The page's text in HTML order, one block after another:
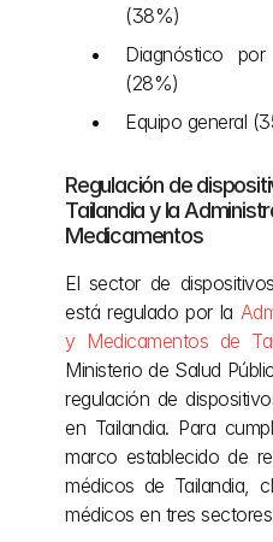
(38%)
Diagnóstico
(28%)
Equipo general
Regulación de
Tailandia y la
Medicamentos
El sector de
está regulado por la
y Medicamentos de
Ministerio de Salud
regulación de
en Tailandia. Para
marco establecido de
médicos de Tailandia,
médicos en tres